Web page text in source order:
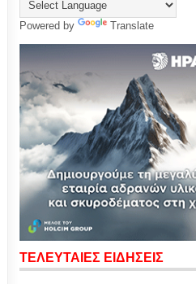
Powered by Translate
ΤΕΛΕΥΤΑΙΕΣ ΕΙΔΗΣΕΙΣ